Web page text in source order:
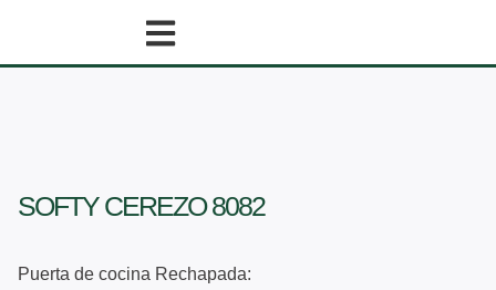
contenido
SOFTY CEREZO 8082
Puerta de cocina Rechapada: